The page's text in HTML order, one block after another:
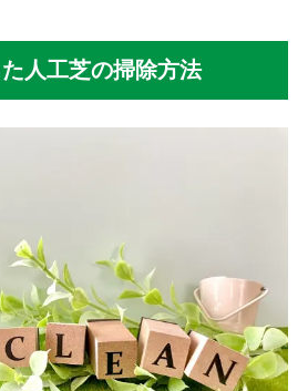
人工芝の掃除方法